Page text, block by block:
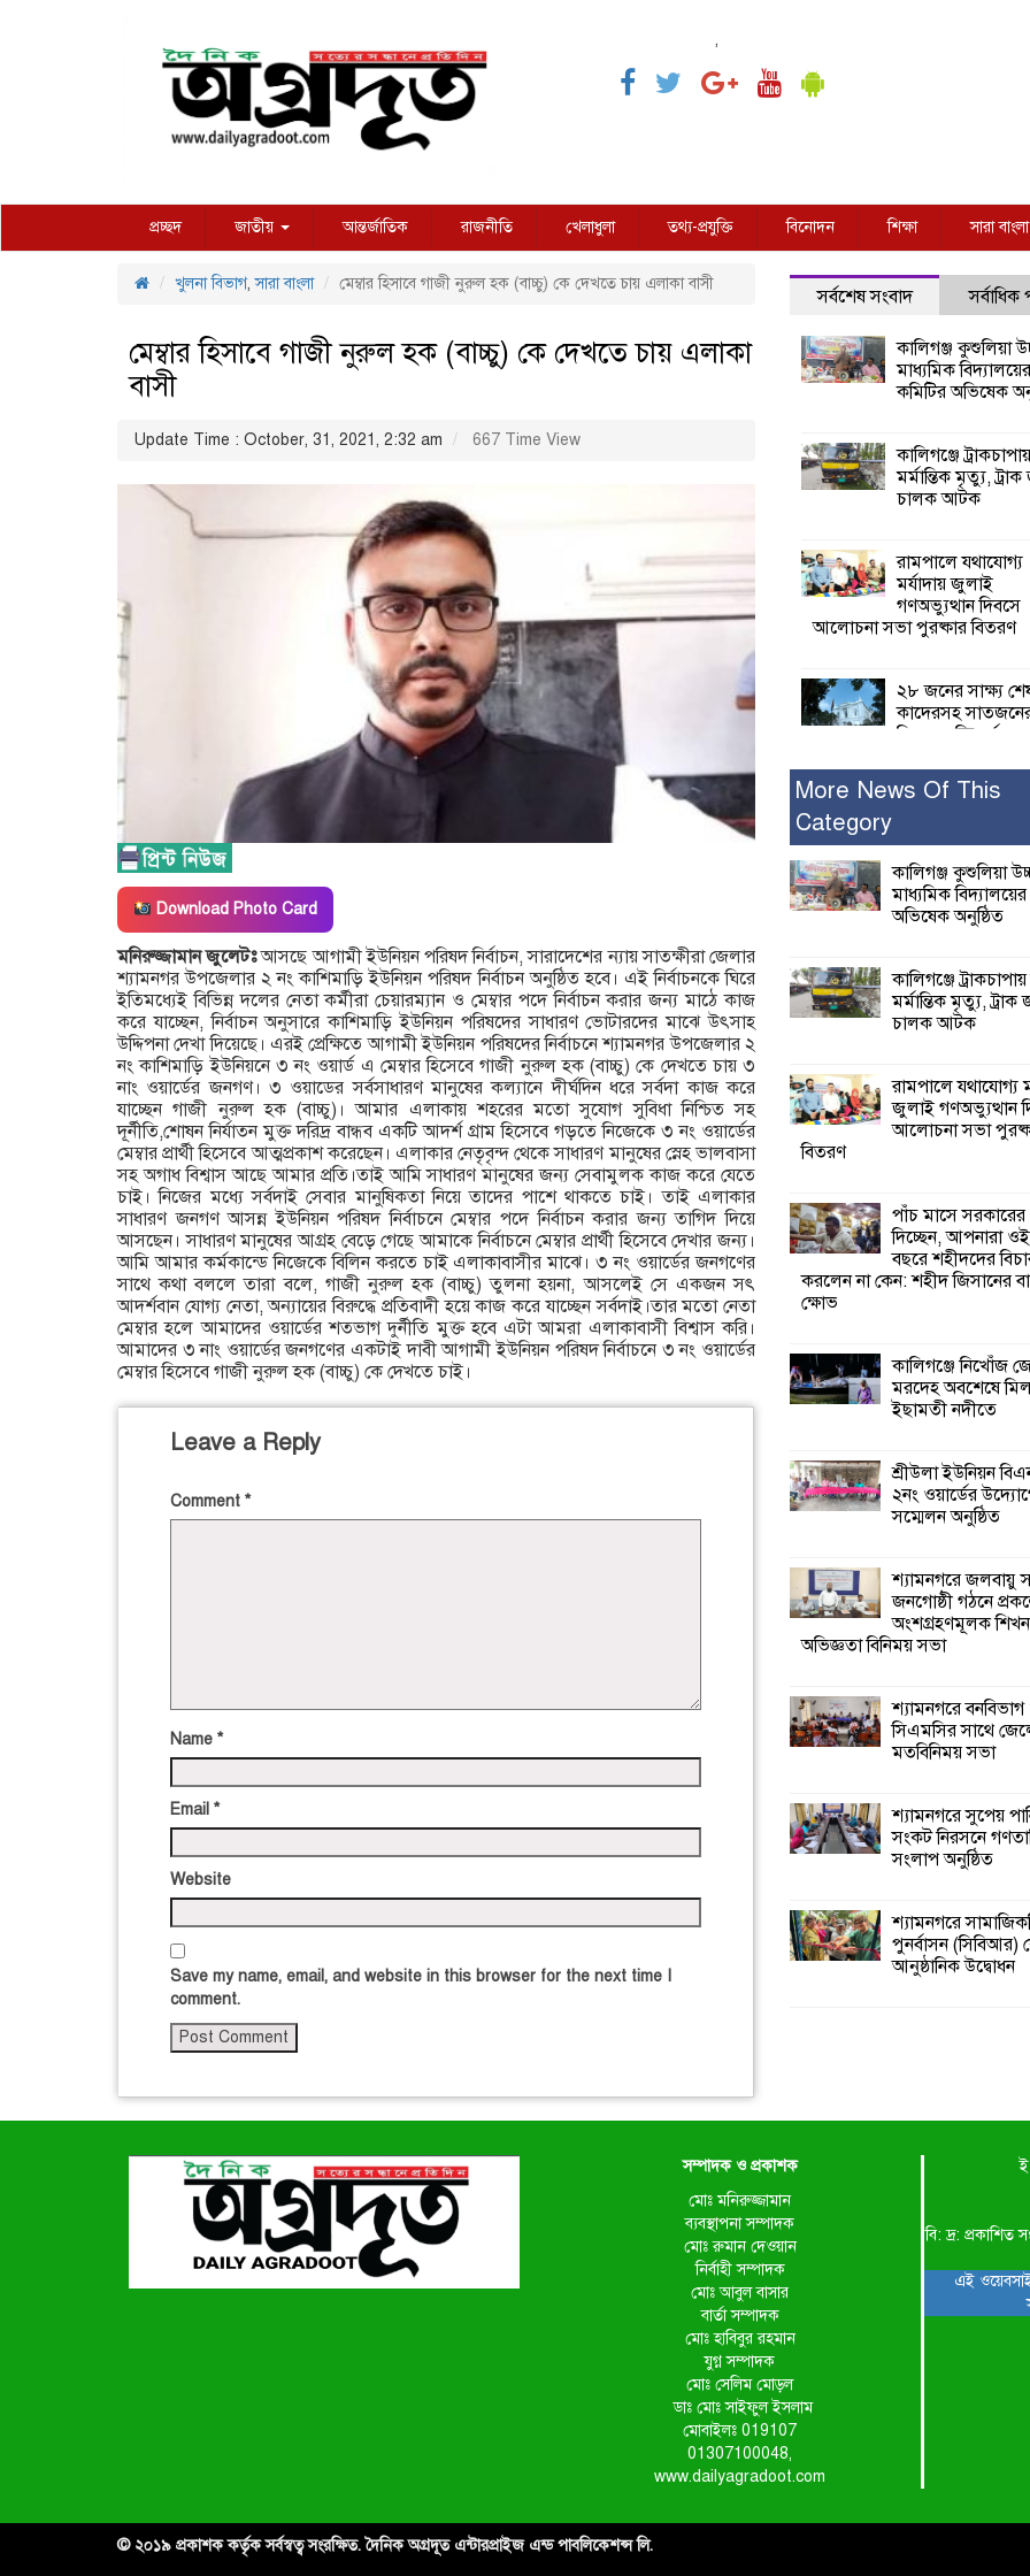
,
প্রচ্ছদ জাতীয় আন্তর্জাতিক রাজনীতি খেলাধুলা তথ্য-প্রযুক্তি বিনোদন শিক্ষা সারা বাংলা
খুলনা বিভাগ,সারা বাংলা মেম্বার হিসাবে গাজী নুরুল হক (বাচ্চু) কে দেখতে চায় এলাকা বাসী
মেম্বার হিসাবে গাজী নুরুল হক (বাচ্চু) কে দেখতে চায় এলাকা
বাসী
Update Time : October, 31, 2021, 2:32 am 667 Time View
Download Photo Card
মনিরুজ্জামান জুলেটঃআসছে আগামী ইউনিয়ন পরিষদ নির্বাচন, সারাদেশের ন্যায় সাতক্ষীরা জেলার
শ‍্যামনগর উপজেলার ২ নং কাশিমাড়ি ইউনিয়ন পরিষদ নির্বাচন অনুষ্ঠিত হবে। এই নির্বাচনকে ঘিরে
ইতিমধ্যেই বিভিন্ন দলের নেতা কর্মীরা চেয়ারম্যান ও মেম্বার পদে নির্বাচন করার জন্য মাঠে কাজ
করে যাচ্ছেন, নির্বাচন অনুসারে কাশিমাড়ি ইউনিয়ন পরিষদের সাধারণ ভোটারদের মাঝে উৎসাহ
উদ্দিপনা দেখা দিয়েছে। এরই প্রেক্ষিতে আগামী ইউনিয়ন পরিষদের নির্বাচনে শ‍্যামনগর উপজেলার ২
নং কাশিমাড়ি ইউনিয়নে ৩ নং ওয়ার্ড এ মেম্বার হিসেবে গাজী নুরুল হক (বাচ্চু) কে দেখতে চায় ৩
নাং ওয়ার্ডের জনগণ। ৩ ওয়াডের সর্বসাধারণ মানুষের কল্যানে দীর্ঘদিন ধরে সর্বদা কাজ করে
যাচ্ছেন গাজী নুরুল হক (বাচ্চু)। আমার এলাকায় শহরের মতো সুযোগ সুবিধা নিশ্চিত সহ
দূর্নীতি,শোষন নির্যাতন মুক্ত দরিদ্র বান্ধব একটি আদর্শ গ্রাম হিসেবে গড়তে নিজেকে ৩ নং ওয়ার্ডের
মেম্বার প্রার্থী হিসেবে আত্মপ্রকাশ করেছেন। এলাকার নেতৃবৃন্দ থেকে সাধারণ মানুষের স্নেহ ভালবাসা
সহ অগাধ বিশ্বাস আছে আমার প্রতি।তাই আমি সাধারণ মানুষের জন্য সেবামুলক কাজ করে যেতে
চাই। নিজের মধ্যে সর্বদাই সেবার মানুষিকতা নিয়ে তাদের পাশে থাকতে চাই। তাই এলাকার
সাধারণ জনগণ আসন্ন ইউনিয়ন পরিষদ নির্বাচনে মেম্বার পদে নির্বাচন করার জন্য তাগিদ দিয়ে
আসছেন। সাধারণ মানুষের আগ্রহ বেড়ে গেছে আমাকে নির্বাচনে মেম্বার প্রার্থী হিসেবে দেখার জন্য।
আমি আমার কর্মকান্ডে নিজেকে বিলিন করতে চাই এলাকাবাসীর মাঝে। ৩ নং ওয়ার্ডের জনগণের
সাথে কথা বললে তারা বলে, গাজী নুরুল হক (বাচ্চু) তুলনা হয়না, আসলেই সে একজন সৎ
আদর্শবান যোগ্য নেতা, অন্যায়ের বিরুদ্ধে প্রতিবাদী হয়ে কাজ করে যাচ্ছেন সর্বদাই।তার মতো নেতা
মেম্বার হলে আমাদের ওয়ার্ডের শতভাগ দুর্নীতি মুক্ত হবে এটা আমরা এলাকাবাসী বিশ্বাস করি।
আমাদের ৩ নাং ওয়ার্ডের জনগণের একটাই দাবী আগামী ইউনিয়ন পরিষদ নির্বাচনে ৩ নং ওয়ার্ডের
মেম্বার হিসেবে গাজী নুরুল হক (বাচ্চু) কে দেখতে চাই।
Leave a Reply
Comment *
Name *
Email *
Website
Save my name, email, and website in this browser for the next time I
comment.
সর্বশেষ সংবাদ সর্বাধিক
কালিগঞ্জ কুশুলিয়া
মাধ্যমিক বিদ্যালয়ের
কমিটির অভিষেক
কালিগঞ্জে
মর্মান্তিক মৃত্যু,
চালক আটক
রামপালে যথাযোগ্য
মর্যাদায় জুলাই
গণঅভ্যুত্থান দিবসে
আলোচনা সভা পুরষ্কার বিতরণ
২৮ জনের সাক্ষ্য
কাদেরসহ
বিরুদ্ধে যুক্তিতর্ক
ক্ষতি করেছে
নুরুল হক নুর
পাঁচ মাসে সরকারের
বছরে শহীদদের
করলেন না কেন: শহীদ জিসানের
ক্ষোভ
কালিগঞ্জে নিখোঁজ
মরদেহ অবশেষে
ইছামতী নদীতে
২নং ওয়ার্ডের
কর্মী সম্মেলন
শ্যামনগরে জলবায়ু
শিখন ও অভিজ্ঞতা বিনিময় সভা
শ্যামনগরে বনবিভাগ
মতবিনিময় সভা
More News Of This
Category
কালিগঞ্জ কুশুলিয়া
মাধ্যমিক
অভিষেক অনুষ্ঠিত
কালিগঞ্জে
মর্মান্তিক মৃত্যু, ট্রাক
চালক আটক
রামপালে যথাযোগ্য
জুলাই গণঅভ্যুত্থান
আলোচনা সভা
বিতরণ
পাঁচ মাসে
দিচ্ছেন, আপনারা
বছরে শহীদদের
করলেন না কেন: শহীদ জিসানের
ক্ষোভ
কালিগঞ্জে নিখোঁজ
মরদেহ অবশেষে
ইছামতী নদীতে
শ্রীউলা ইউনিয়ন
২নং ওয়ার্ডের
সম্মেলন অনুষ্ঠিত
শ্যামনগরে জলবায়ু
জনগোষ্ঠী গঠনে
অংশগ্রহণমূলক
অভিজ্ঞতা বিনিময় সভা
শ্যামনগরে
সিএমসির সাথে
মতবিনিময় সভা
শ্যামনগরে সুপেয়
সংকট নিরসনে
সংলাপ অনুষ্ঠিত
শ্যামনগরে
পুনর্বাসন (সিবিআর)
আনুষ্ঠানিক উদ্বোধন
সম্পাদক ও প্রকাশক
মোঃ মনিরুজ্জামান
ব্যবস্থাপনা সম্পাদক
মোঃ রুমান দেওয়ান
নির্বাহী সম্পাদক
মোঃ আবুল বাসার
বার্তা সম্পাদক
মোঃ হাবিবুর রহমান
যুগ্ন সম্পাদক
মোঃ সেলিম মোড়ল
ডাঃ মোঃ সাইফুল ইসলাম
মোবাইলঃ 019107
01307100048,
www.dailyagradoot.com
বি: দ্র:
এই
© ২০১৯ প্রকাশক কর্তৃক সর্বস্বত্ব সংরক্ষিত. দৈনিক অগ্রদূত এন্টারপ্রাইজ এন্ড পাবলিকেশন্স লি.